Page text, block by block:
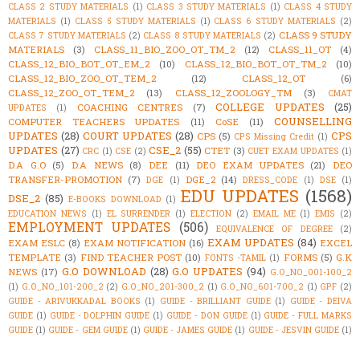
CLASS 2 STUDY MATERIALS (1) CLASS 3 STUDY MATERIALS (1) CLASS 4 STUDY
MATERIALS (1) CLASS 5 STUDY MATERIALS (1) CLASS 6 STUDY MATERIALS (2)
CLASS 7 STUDY MATERIALS (2) CLASS 8 STUDY MATERIALS (2) CLASS 9 STUDY
MATERIALS
(3) CLASS_11_BIO_ZOO_OT_TM_2 (12) CLASS_11_OT
(4)
CLASS_12_BIO_BOT_OT_EM_2
(10) CLASS_12_BIO_BOT_OT_TM_2
(10)
CLASS_12_BIO_ZOO_OT_TEM_2
(12) CLASS_12_OT
(6)
CLASS_12_ZOO_OT_TEM_2
(13) CLASS_12_ZOOLOGY_TM (3)
CMAT
UPDATES
(1) COACHING CENTRES (7) COLLEGE UPDATES (25)
COMPUTER TEACHERS UPDATES (11) CoSE (11)
COUNSELLING
UPDATES (28) COURT UPDATES (28) CPS (5) CPS Missing Credit (1) CPS
UPDATES (27) CRC (1) CSE (2) CSE_2 (55) CTET (3) CUET EXAM UPDATES (1)
D.A G.O (5) D.A NEWS (8) DEE (11) DEO EXAM UPDATES (21)
DEO
TRANSFER-PROMOTION (7) DGE (1) DGE_2 (14) DRESS_CODE (1) DSE (1)
DSE_2 (85) E-BOOKS DOWNLOAD (1) EDU UPDATES (1568)
EDUCATION NEWS (1) EL SURRENDER (1) ELECTION (2) EMAIL ME (1) EMIS (2)
EMPLOYMENT UPDATES (506) EQUIVALENCE OF DEGREE (2)
EXAM ESLC (8) EXAM NOTIFICATION (16) EXAM UPDATES (84) EXCEL
TEMPLATE (3) FIND TEACHER POST (10) FONTS -TAMIL (1) FORMS (5) G.K
NEWS (17) G.O DOWNLOAD (28) G.O UPDATES (94) G.O_NO_001-100_2
(1) G.O_NO_101-200_2 (2) G.O_NO_201-300_2 (1) G.O_NO_601-700_2 (1) GPF (2)
GUIDE - ARIVUKKADAL BOOKS (1) GUIDE - BRILLIANT GUIDE (1) GUIDE - DEIVA
GUIDE (1) GUIDE - DOLPHIN GUIDE (1) GUIDE - DON GUIDE (1) GUIDE - FULL MARKS
GUIDE (1) GUIDE - GEM GUIDE (1) GUIDE - JAMES GUIDE (1) GUIDE - JESVIN GUIDE (1)